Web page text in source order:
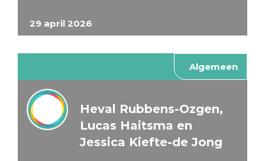
29 april 2026
Algemeen
Heval Rubbens-Ozgen,
Lucas Haitsma en
Jessica Kiefte-de Jong